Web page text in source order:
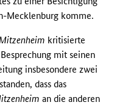
Mecklenburg komme.
Mitzenheim kritisierte
mit seinen
insbesondere zwei
dass das
an die anderen